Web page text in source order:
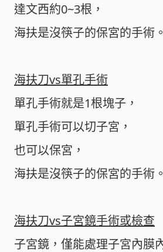
達文西約0~3根，
海扶是沒筷子的保宮的手術。
海扶刀vs單孔手術
單孔手術就是1根塊子，
單孔手術可以切子宮，
也可以保宮，
海扶是沒筷子的保宮的手術。
海扶刀vs子宮鏡手術或檢查
子宮鏡，僅能處理子宮內膜